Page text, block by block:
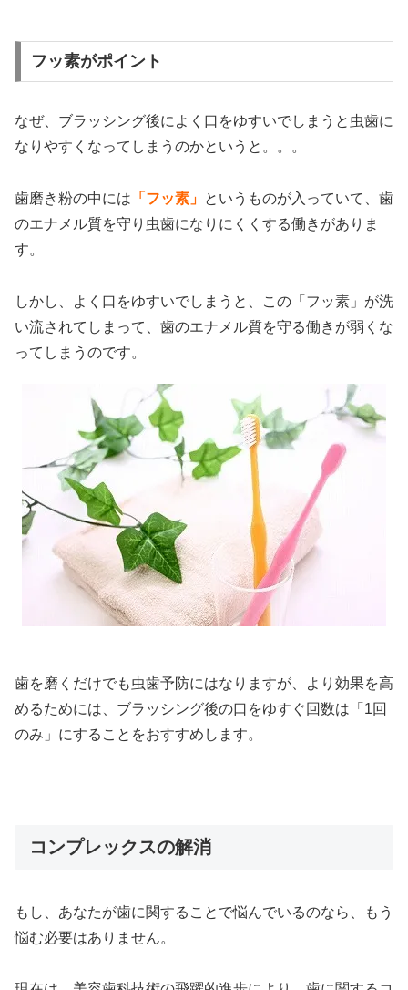
フッ素がポイント
なぜ、ブラッシング後によく口をゆすいでしまうと虫歯に
なりやすくなってしまうのかというと。。。
歯磨き粉の中には 「フッ素」 というものが入っていて、歯
のエナメル質を守り虫歯になりにくくする働きがありま
す。
しかし、よく口をゆすいでしまうと、この「フッ素」が洗
い流されてしまって、歯のエナメル質を守る働きが弱くな
ってしまうのです。
歯を磨くだけでも虫歯予防にはなりますが、より効果を高
めるためには、ブラッシング後の口をゆすぐ回数は「1回
のみ」にすることをおすすめします。
コンプレックスの解消
もし、あなたが歯に関することで悩んでいるのなら、もう
悩む必要はありません。